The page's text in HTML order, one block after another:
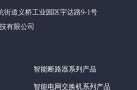
街道义桥工业园区宇达路9-1号
有限公司
智能断路器系列产品
智能电网交换机系列产品